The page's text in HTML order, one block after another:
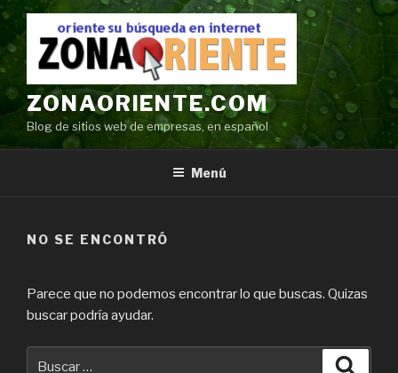
Ir
contenido
ZONAORIENTE.COM
Blog de sitios web de empresas, en español
Menú
NO SE ENCONTRÓ
Parece que no podemos encontrar lo que buscas. Quizas
buscar podría ayudar.